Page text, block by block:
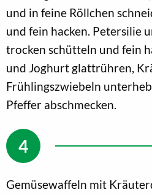
und in feine Röllchen
und fein hacken. Petersilie
trocken schütteln und fein
und Joghurt glattrühren,
Frühlingszwiebeln
Pfeffer abschmecken.
Gemüsewaffeln mit